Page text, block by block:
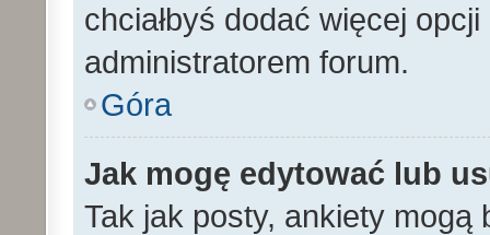
chciałbyś dodać więcej
administratorem forum.
Góra
Jak mogę edytować lub
Tak jak posty, ankiety